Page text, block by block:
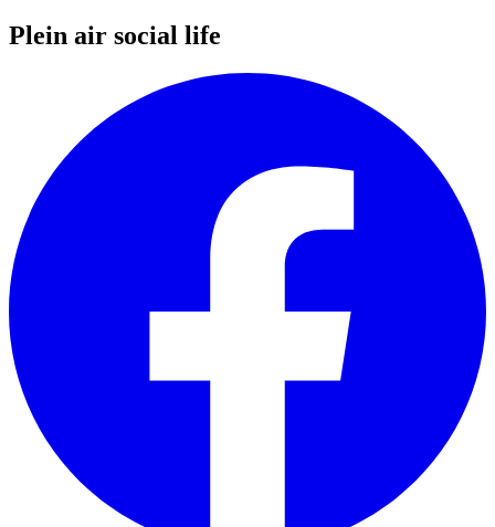
Plein air social life